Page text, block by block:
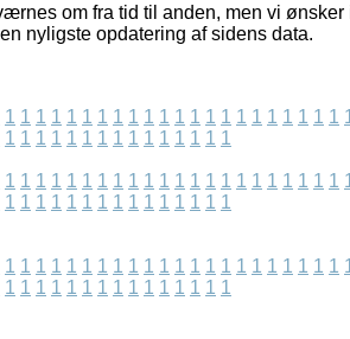
om fra tid til anden, men vi
nyligste opdatering af sidens data.
1 1 1 1 1 1 1 1 1 1 1 1 1 1 1 1 1 1 1 1 1 1
1 1 1 1 1 1 1 1 1 1 1 1 1 1 1
1 1 1 1 1 1 1 1 1 1 1 1 1 1 1 1 1 1 1 1 1 1
1 1 1 1 1 1 1 1 1 1 1 1 1 1 1
1 1 1 1 1 1 1 1 1 1 1 1 1 1 1 1 1 1 1 1 1 1
1 1 1 1 1 1 1 1 1 1 1 1 1 1 1